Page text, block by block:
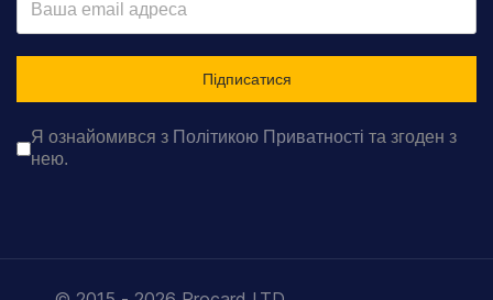
Підписатися
Checkboxes*
Я ознайомився з Політикою Приватності та згоден з
нею.